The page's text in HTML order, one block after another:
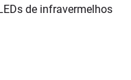
de infravermelhos